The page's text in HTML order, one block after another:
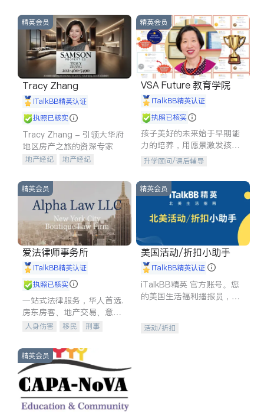
精英会员
Tracy Zhang
iTalkBB精英认证
执照已核实
Tracy Zhang - 引领大华府
地区房产之旅的资深专家
地产经纪
地产经纪
商铺租售
精英会员
VSA Future 教育学院
iTalkBB精英认证
执照已核实
孩子美好的未来始于早期能
力的培养，用愿景激发孩子
的学习潜力和动力。理念：
石。
升学顾问/课后辅导
精英会员
爱法律师事务所
iTalkBB精英认证
执照已核实
一站式法律服务，华人首选.
房东房客、地产交易、意外
伤害、车祸重伤、商业诉
建筑合同、刑事案件全包办
人身伤害 移民
刑事
信托/遗嘱
商业
索赔
律师-其它 保释
精英会员
美国活动/折扣小助手
iTalkBB精英认证
iTalkBB精英 官方账号。您
的美国生活福利播报员，精
专属福利。
活动/折扣
精英会员